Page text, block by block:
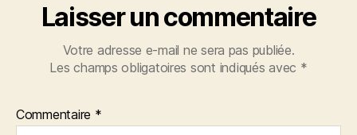
Laisser un commentaire
Votre adresse e-mail ne sera pas publiée.
Les champs obligatoires sont indiqués avec *
Commentaire *